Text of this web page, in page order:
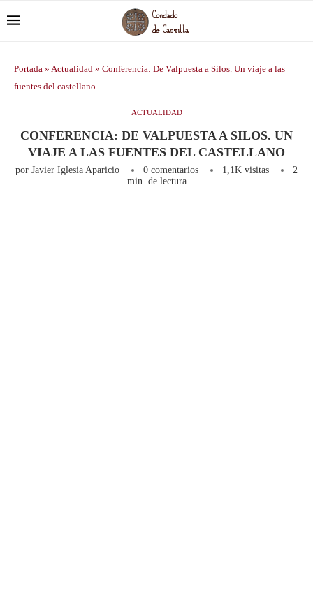
Portada » Actualidad » Conferencia: De Valpuesta a Silos. Un viaje a las
fuentes del castellano
ACTUALIDAD
CONFERENCIA: DE VALPUESTA A SILOS. UN
VIAJE A LAS FUENTES DEL CASTELLANO
por Javier Iglesia Aparicio 0 comentarios 1,1K visitas
2
min. de lectura